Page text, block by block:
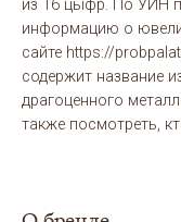
из 16 цыфр. По УИН
информацию о
сайте https://
содержит название
драгоценного
также посмотреть,